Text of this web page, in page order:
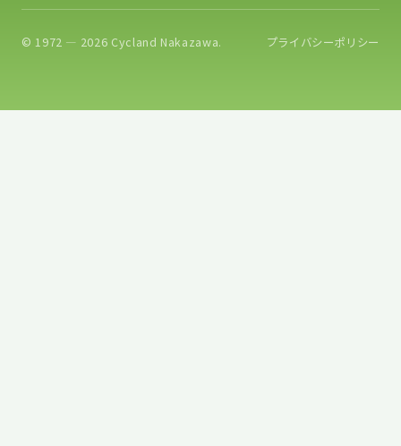
© 1972 — 2026 Cycland Nakazawa. プライバシーポリシー